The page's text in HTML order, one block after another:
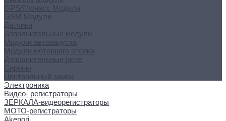
GPS/Глонасс Модули
GSM Модули
Датчики
Дополнительные модули
Модули автозапуска
Модули моторного отсека
Дополнительные реле
Сирены
Центральный замок
Электроника
Видео- регистраторы
ЗЕРКАЛА-видеорегистраторы
МОТО-регистраторы
Akenori